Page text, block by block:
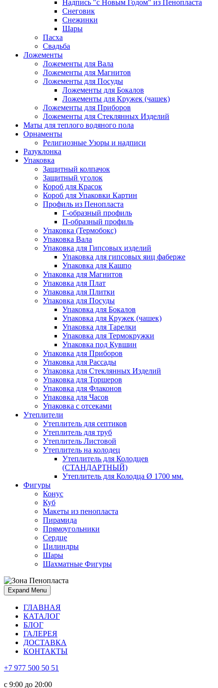
Надпись "с Новым Годом" из Пенопласта
Снеговик
Снежинки
Шары
Пасха
Свадьба
Ложементы
Ложементы для Вала
Ложементы для Магнитов
Ложементы для Посуды
Ложементы для Бокалов
Ложементы для Кружек (чашек)
Ложементы для Приборов
Ложементы для Стеклянных Изделий
Маты для теплого водяного пола
Орнаменты
Религиозные Узоры и надписи
Разуклонка
Упаковка
Защитный колпачок
Защитный уголок
Короб для Красок
Короб для Упаковки Картин
Профиль из Пенопласта
Г-образный профиль
П-образный профиль
Упаковка (Термобокс)
Упаковка Вала
Упаковка для Гипсовых изделий
Упаковка для гипсовых яиц фаберже
Упаковка для Кашпо
Упаковка для Магнитов
Упаковка для Плат
Упаковка для Плитки
Упаковка для Посуды
Упаковка для Бокалов
Упаковка для Кружек (чашек)
Упаковка для Тарелки
Упаковка для Термокружки
Упаковка под Кувшин
Упаковка для Приборов
Упаковка для Рассады
Упаковка для Стеклянных Изделий
Упаковка для Торшеров
Упаковка для Флаконов
Упаковка для Часов
Упаковка с отсеками
Утеплители
Утеплитель для септиков
Утеплитель для труб
Утеплитель Листовой
Утеплитель на колодец
Утeплитель для Колодцев
(СТАНДАРТНЫЙ)
Утеплитель для Колодца Ø 1700 мм.
Фигуры
Конус
Куб
Макеты из пенопласта
Пирамида
Прямоугольники
Сердце
Цилиндры
Шары
Шахматные Фигуры
Expand Menu
ГЛАВНАЯ
КАТАЛОГ
БЛОГ
ГАЛЕРЕЯ
ДОСТАВКА
КОНТАКТЫ
+7 977 500 50 51
с 9:00 до 20:00